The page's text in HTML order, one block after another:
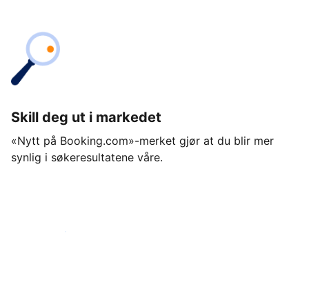
Skill deg ut i markedet
«Nytt på Booking.com»-merket gjør at du blir mer
synlig i søkeresultatene våre.
Kom i gang i dag